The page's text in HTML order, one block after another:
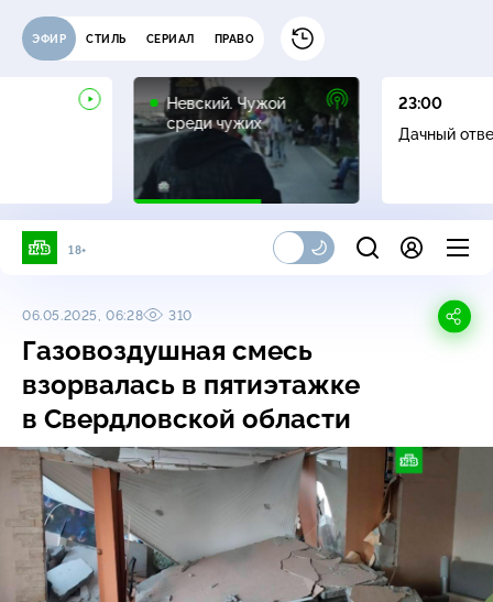
ЭФИР СТИЛЬ СЕРИАЛ ПРАВО
Невский. Чужой
среди чужих
16+
23:00
Дачный
18+
06.05.2025, 06:28 310
Газовоздушная смесь
взорвалась в пятиэтажке
в Свердловской области